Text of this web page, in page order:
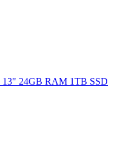
24GB RAM 1TB SSD